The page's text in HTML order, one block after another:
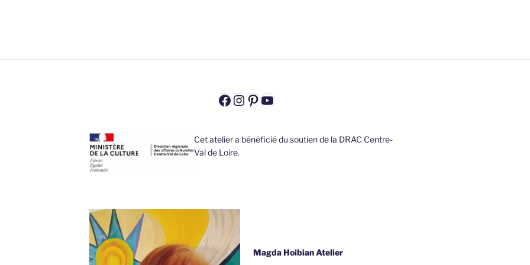
Facebook
Instagram
Pinterest
YouTube
Cet atelier a bénéficié du soutien de la DRAC Centre-
Val de Loire.
Magda Hoibian Atelier